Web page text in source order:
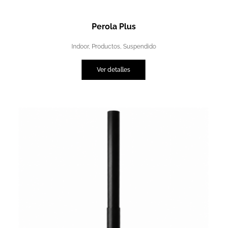
Perola Plus
Indoor, Productos, Suspendido
Ver detalles